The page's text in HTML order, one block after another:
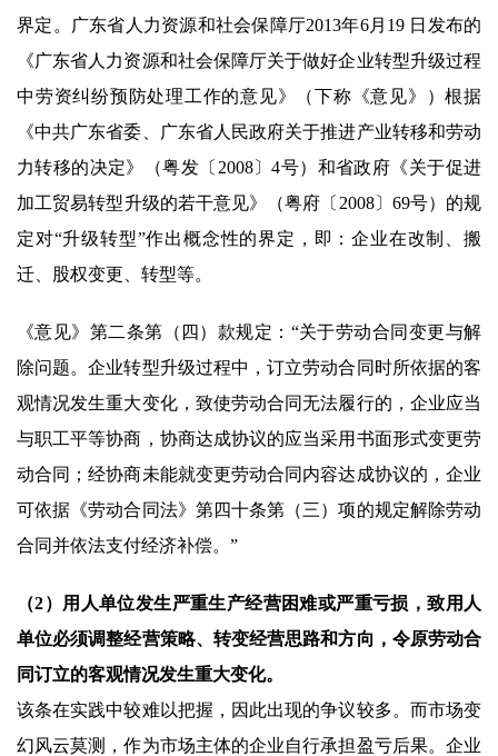
界定。广东省人力资源和社会保障厅2013年6月19 日发布的
《广东省人力资源和社会保障厅关于做好企业转型升级过程
中劳资纠纷预防处理工作的意见》（下称《意见》）根据
《中共广东省委、广东省人民政府关于推进产业转移和劳动
力转移的决定》（粤发〔2008〕4号）和省政府《关于促进
加工贸易转型升级的若干意见》（粤府〔2008〕69号）的规
定对“升级转型”作出概念性的界定，即：企业在改制、搬
迁、股权变更、转型等。
《意见》第二条第（四）款规定：“关于劳动合同变更与解
除问题。企业转型升级过程中，订立劳动合同时所依据的客
观情况发生重大变化，致使劳动合同无法履行的，企业应当
与职工平等协商，协商达成协议的应当采用书面形式变更劳
动合同；经协商未能就变更劳动合同内容达成协议的，企业
可依据《劳动合同法》第四十条第（三）项的规定解除劳动
合同并依法支付经济补偿。”
（2）用人单位发生严重生产经营困难或严重亏损，致用人
单位必须调整经营策略、转变经营思路和方向，令原劳动合
同订立的客观情况发生重大变化。
该条在实践中较难以把握，因此出现的争议较多。而市场变
幻风云莫测，作为市场主体的企业自行承担盈亏后果。企业